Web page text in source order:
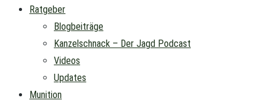
Ratgeber
Blogbeiträge
Kanzelschnack – Der Jagd Podcast
Videos
Updates
Munition